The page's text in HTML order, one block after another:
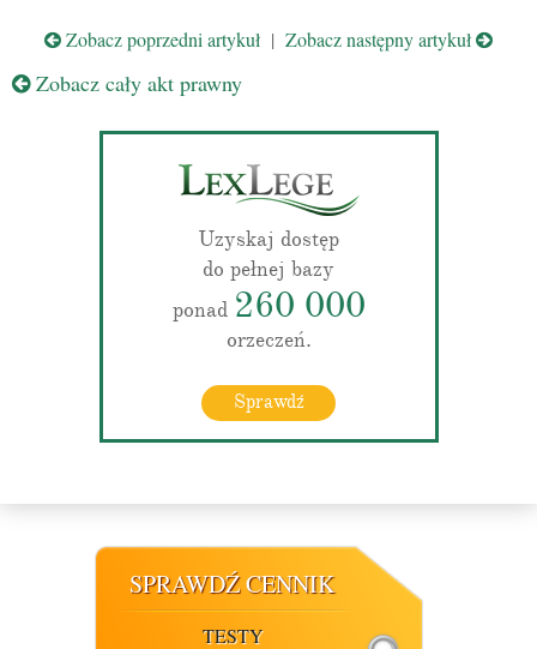
Zobacz poprzedni artykuł | Zobacz następny artykuł
Zobacz cały akt prawny
Uzyskaj dostęp
do pełnej bazy
ponad 260 000
orzeczeń.
Sprawdź
SPRAWDŹ CENNIK
TESTY